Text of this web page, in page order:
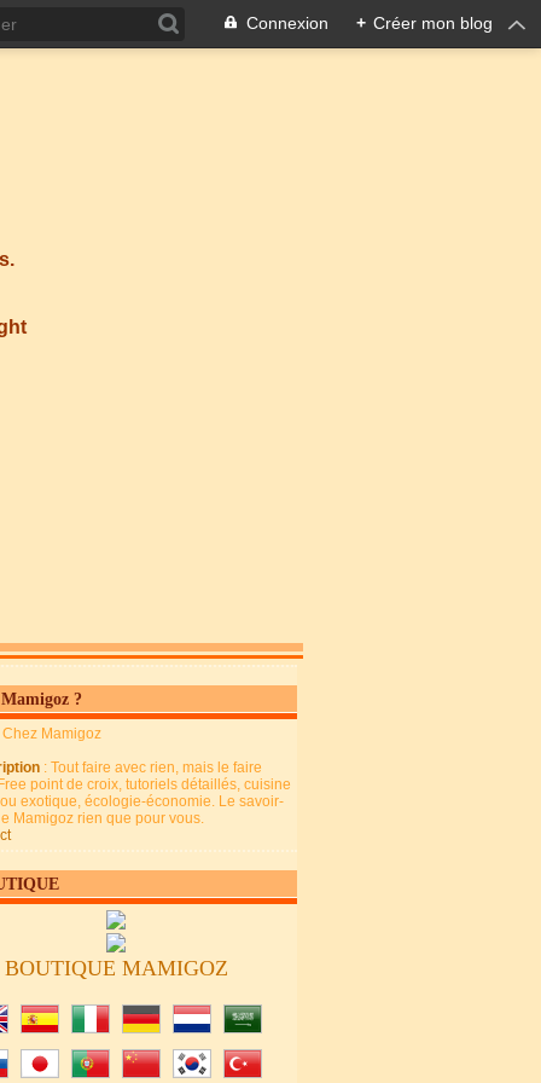
Connexion + Créer mon blog
?
Chez Mamigoz
: Tout faire avec rien, mais le faire
point de croix, tutoriels détaillés, cuisine
exotique, écologie-économie. Le savoir-
Mamigoz rien que pour vous.
BOUTIQUE MAMIGOZ